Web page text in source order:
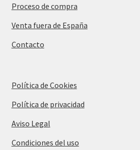
Proceso de compra
Venta fuera de España
Contacto
Política de Cookies
Política de privacidad
Aviso Legal
Condiciones del uso